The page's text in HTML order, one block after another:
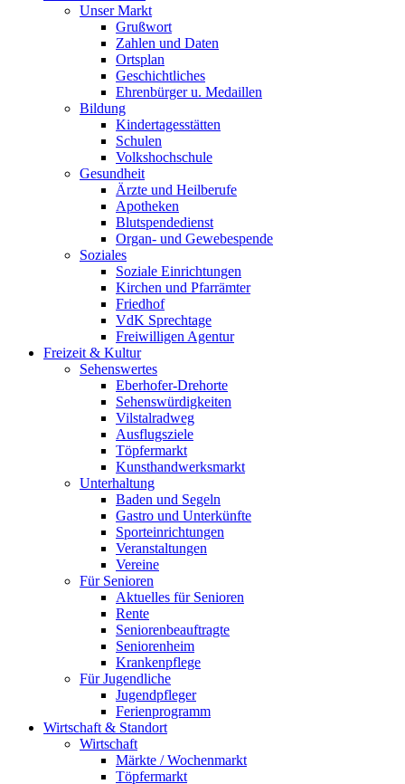
Unser Markt
Grußwort
Zahlen und Daten
Ortsplan
Geschichtliches
Ehrenbürger u. Medaillen
Bildung
Kindertagesstätten
Schulen
Volkshochschule
Gesundheit
Ärzte und Heilberufe
Apotheken
Blutspendedienst
Organ- und Gewebespende
Soziales
Soziale Einrichtungen
Kirchen und Pfarrämter
Friedhof
VdK Sprechtage
Freiwilligen Agentur
Freizeit & Kultur
Sehenswertes
Eberhofer-Drehorte
Sehenswürdigkeiten
Vilstalradweg
Ausflugsziele
Töpfermarkt
Kunsthandwerksmarkt
Unterhaltung
Baden und Segeln
Gastro und Unterkünfte
Sporteinrichtungen
Veranstaltungen
Vereine
Für Senioren
Aktuelles für Senioren
Rente
Seniorenbeauftragte
Seniorenheim
Krankenpflege
Für Jugendliche
Jugendpfleger
Ferienprogramm
Wirtschaft & Standort
Wirtschaft
Märkte / Wochenmarkt
Töpfermarkt